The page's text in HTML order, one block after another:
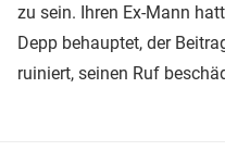
zu sein. Ihren Ex-Mann
Depp behauptet, der
ruiniert, seinen Ruf